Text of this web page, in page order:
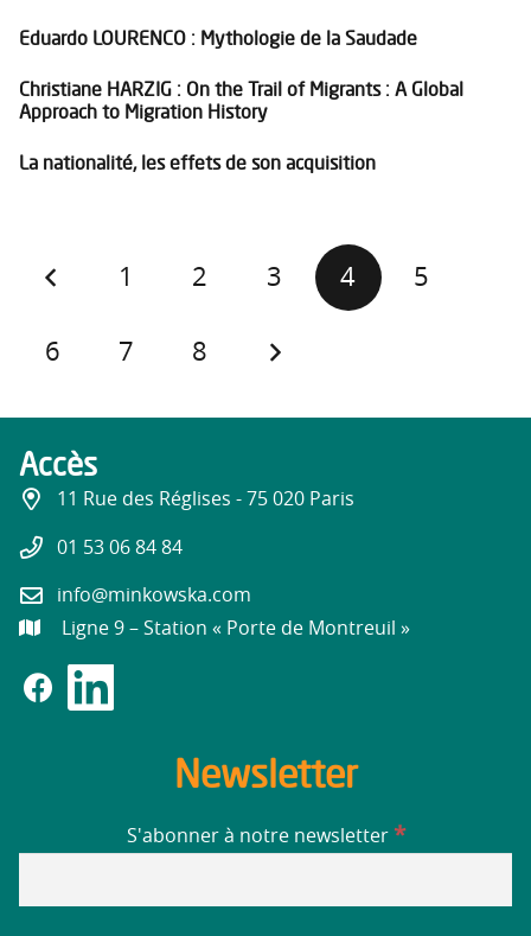
Eduardo LOURENCO : Mythologie de la Saudade
Christiane HARZIG : On the Trail of Migrants : A Global
Approach to Migration History
La nationalité, les effets de son acquisition
1 2 3 4 5
6 7 8
Accès
11 Rue des Réglises - 75 020 Paris
01 53 06 84 84
info@minkowska.com
Ligne 9 – Station « Porte de Montreuil »
Newsletter
S'abonner à notre newsletter *